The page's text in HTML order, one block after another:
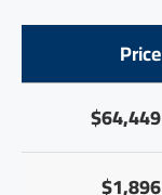
Price
$64,449
$1,896